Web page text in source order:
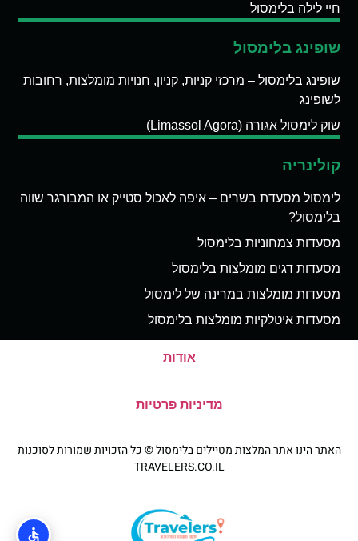
חיי לילה בלימסול
שופינג בלימסול
שופינג בלימסול – מרכזי קניות, קניון, חנויות מומלצות, רחובות
לשופינג
שוק לימסול אגורה (Limassol Agora)
קולינריה
לימסול מסעדת בשרים – איפה לאכול סטייק או המבורגר שווה
בלימסול?
מסעדות צמחוניות בלימסול
מסעדות דגים מומלצות בלימסול
מסעדות מומלצות במרינה של לימסול
מסעדות איטלקיות מומלצות בלימסול
אודות
מדיניות פרטיות
האתר הינו אתר המלצות מטיילים בלימסול © כל הזכויות שמורות לסוכנות
TRAVELERS.CO.IL